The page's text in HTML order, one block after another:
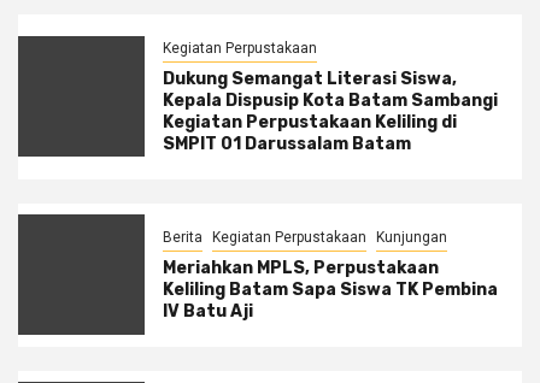
Kegiatan Perpustakaan
Dukung Semangat Literasi Siswa,
Kepala Dispusip Kota Batam Sambangi
Kegiatan Perpustakaan Keliling di
SMPIT 01 Darussalam Batam
Berita Kegiatan Perpustakaan Kunjungan
Meriahkan MPLS, Perpustakaan
Keliling Batam Sapa Siswa TK Pembina
IV Batu Aji